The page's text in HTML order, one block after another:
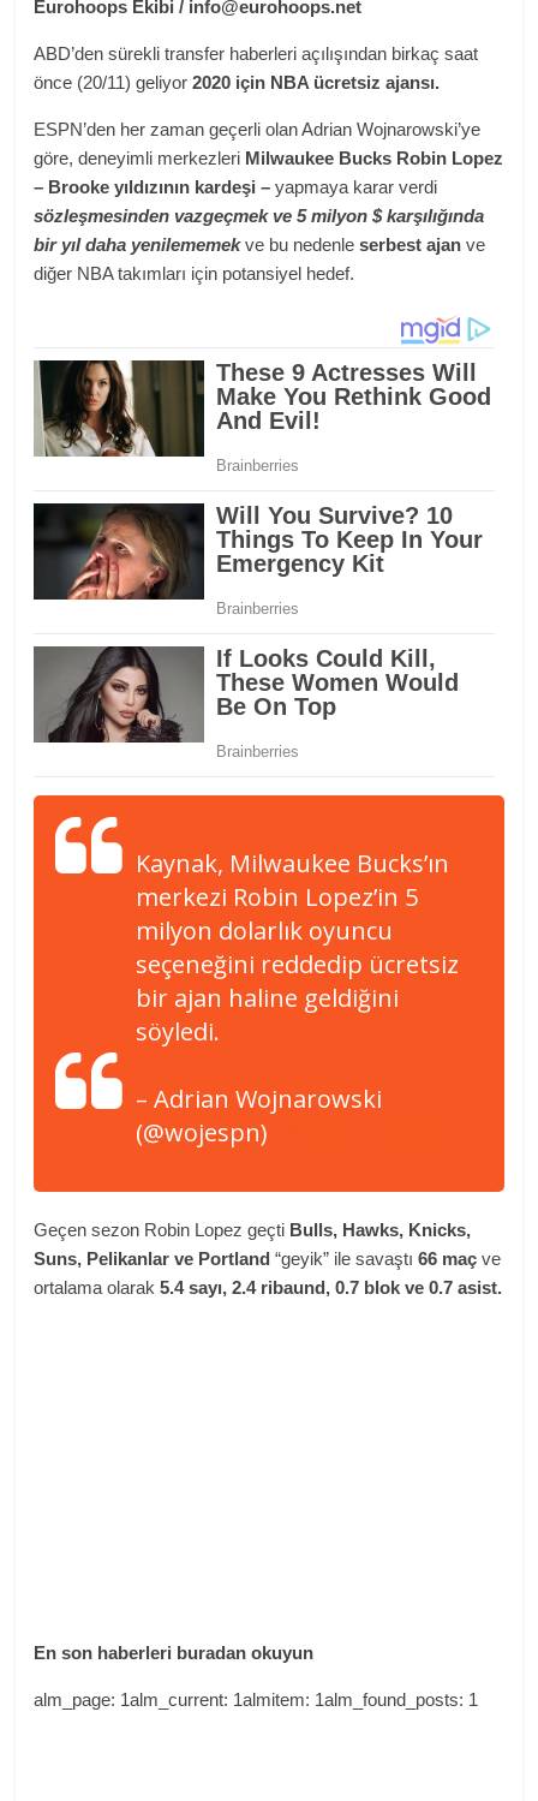
Eurohoops Ekibi / info@eurohoops.net
ABD’den sürekli transfer haberleri açılışından birkaç saat
önce (20/11) geliyor2020 için NBA ücretsiz ajansı.
ESPN’den her zaman geçerli olan Adrian Wojnarowski’ye
göre, deneyimli merkezleri Milwaukee Bucks Robin Lopez
– Brooke yıldızının kardeşi – yapmaya karar verdi
sözleşmesinden vazgeçmek ve 5 milyon $ karşılığında
bir yıl daha yenilememekve bu nedenleserbest ajan ve
diğer NBA takımları için potansiyel hedef.
Kaynak, Milwaukee Bucks’ın
merkezi Robin Lopez’in 5
milyon dolarlık oyuncu
seçeneğini reddedip ücretsiz
bir ajan haline geldiğini
söyledi.
– Adrian Wojnarowski
(@wojespn)
Geçen sezon Robin Lopez geçti Bulls, Hawks, Knicks,
Suns, Pelikanlar ve Portland “geyik” ile savaştı66 maç ve
ortalama olarak 5.4 sayı, 2.4 ribaund, 0.7 blok ve 0.7 asist.
En son haberleri buradan okuyun
alm_page: 1alm_current: 1almitem: 1alm_found_posts: 1